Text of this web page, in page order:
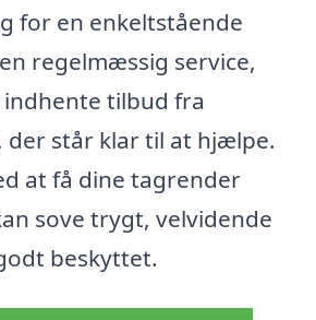
for en enkeltstående
regelmæssig service,
tilbud fra
der står klar til at hjælpe.
at få dine tagrender
sove trygt, velvidende
beskyttet.